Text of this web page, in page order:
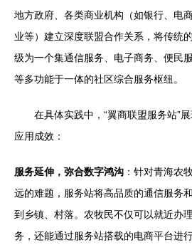
地方政府、各类商业机构（如银行、电
业等）建立深度联盟合作关系，将传统
级为一个集通信服务、电子商务、便民
等多功能于一体的社区综合服务枢纽。
在具体实践中，“翼商联盟服务站”
应用成效：
服务延伸，弥合数字鸿沟 ：针对青海农
远的难题，服务站将高品质的通信服务
到乡镇、村落。农牧民不仅可以就近办
务，还能通过服务站搭载的电商平台进